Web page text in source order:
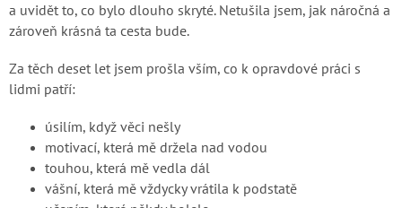
a uvidět to, co bylo dlouho skryté. Netušila jsem, jak náročná a
zároveň krásná ta cesta bude.
Za těch deset let jsem prošla vším, co k opravdové práci s
lidmi patří:
úsilím, když věci nešly
motivací, která mě držela nad vodou
touhou, která mě vedla dál
vášní, která mě vždycky vrátila k podstatě